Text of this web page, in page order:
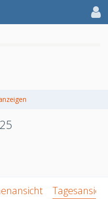
Tagesansicht